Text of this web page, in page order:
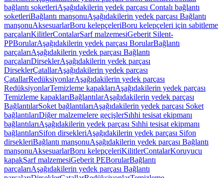
bağlantı soketleriAşağıdakilerin yedek parçası Contalı bağlantı
soketleriBağlantı manşonuAşağıdakilerin yedek parçası Bağlantı
manşonuAksesuarlarBoru kelepçeleriBoru kelepçeleri için sabitleme
parçalarıKilitlerContalarSarf malzemesiGeberit Silent-
PPBorularAşağıdakilerin yedek parçası BorularBağlantı
parçalarıAşağıdakilerin yedek parçası Bağlantı
parçalarıDirseklerAşağıdakilerin yedek parçası
DirseklerÇatallarAşağıdakilerin yedek parçası
ÇatallarRedüksiyonlarAşağıdakilerin yedek parçası
RedüksiyonlarTemizleme kapaklarıAşağıdakilerin yedek parçası
Temizleme kapaklarıBağlantılarAşağıdakilerin yedek parçası
BağlantılarSoket bağlantılarıAşağıdakilerin yedek parçası Soket
bağlantılarıDiğer malzemelere geçişlerSıhhi tesisat ekipmanı
bağlantılarıAşağıdakilerin yedek parçası Sıhhi tesisat ekipmanı
bağlantılarıSifon dirsekleriAşağıdakilerin yedek parçası Sifon
dirsekleriBağlantı manşonuAşağıdakilerin yedek parçası Bağlantı
manşonuAksesuarlarBoru kelepçeleriKilitlerContalarKoruyucu
kapakSarf malzemesiGeberit PEBorularBağlantı
parçalarıAşağıdakilerin yedek parçası Bağlantı